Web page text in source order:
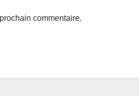
commentaire.